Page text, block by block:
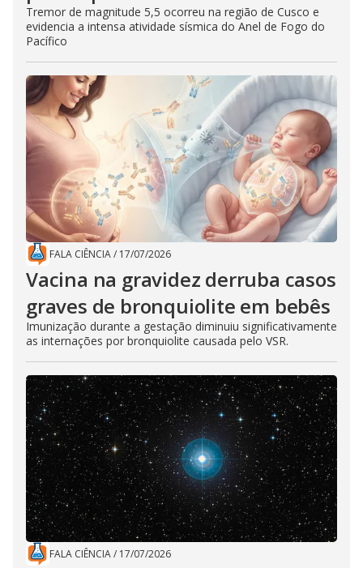
Tremor de magnitude 5,5 ocorreu na região de Cusco e
evidencia a intensa atividade sísmica do Anel de Fogo do
Pacífico
FALA CIÊNCIA/ 17/07/2026
Vacina na gravidez derruba casos
graves de bronquiolite em bebês
Imunização durante a gestação diminuiu significativamente
as internações por bronquiolite causada pelo VSR.
FALA CIÊNCIA/ 17/07/2026